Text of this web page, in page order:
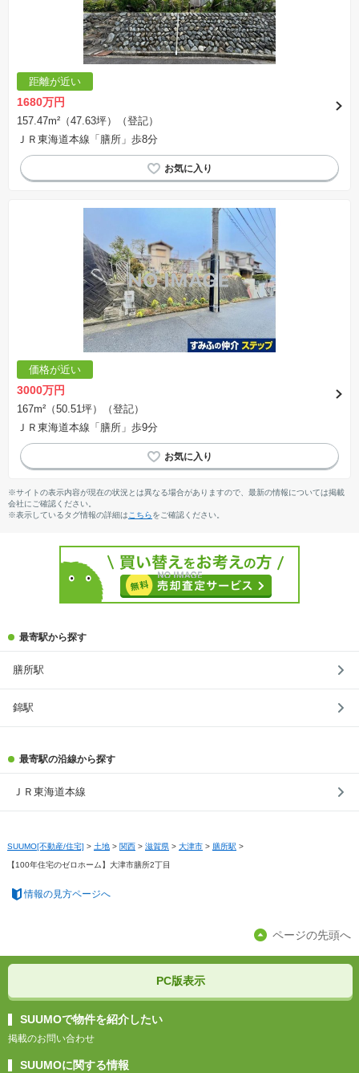
距離が近い
1680万円
157.47m²（47.63坪）（登記）
ＪＲ東海道本線「膳所」歩8分
価格が近い
3000万円
167m²（50.51坪）（登記）
ＪＲ東海道本線「膳所」歩9分
※サイトの表示内容が現在の状況とは異なる場合がありますので、最新の情報については掲載
会社にご確認ください。
※表示しているタグ情報の詳細は こちらをご確認ください。
最寄駅から探す
膳所駅
錦駅
最寄駅の沿線から探す
ＪＲ東海道本線
SUUMO[不動産/住宅] > 土地 > 関西 > 滋賀県 > 大津市 > 膳所駅 >
【100年住宅のゼロホーム】大津市膳所2丁目
情報の見方ページへ
ページの先頭へ
PC版表示
SUUMOで物件を紹介したい
掲載のお問い合わせ
SUUMOに関する情報